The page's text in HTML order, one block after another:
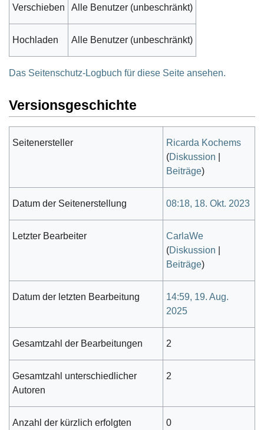
Verschieben Alle Benutzer (unbeschränkt)
Hochladen Alle Benutzer (unbeschränkt)
Das Seitenschutz-Logbuch für diese Seite ansehen.
Versionsgeschichte
Seitenersteller
Ricarda Kochems
(Diskussion
Beiträge)
Datum der Seitenerstellung 08:18, 18. Okt. 2023
Letzter Bearbeiter
CarlaWe
(Diskussion
Beiträge)
Datum der letzten Bearbeitung
14:59, 19. Aug.
2025
Gesamtzahl der Bearbeitungen 2
Gesamtzahl unterschiedlicher
Autoren
2
Anzahl der kürzlich erfolgten
0